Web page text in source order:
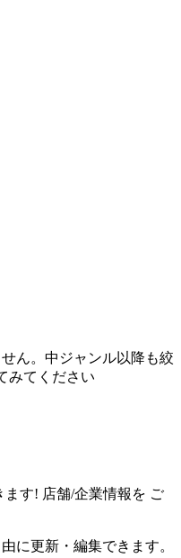
ん。中ジャンル以降も絞
みてください
ます! 店舗/企業情報を ご
に更新・編集できます。